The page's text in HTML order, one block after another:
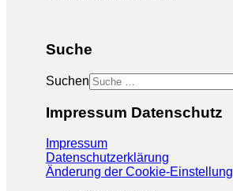
Suche
Suchen
Impressum Datenschutz
Impressum
Datenschutzerklärung
Änderung der Cookie-Einstellung